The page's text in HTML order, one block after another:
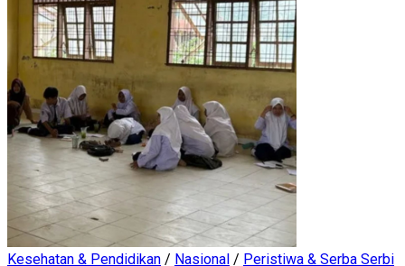
Kesehatan & Pendidikan / Nasional / Peristiwa & Serba Serbi